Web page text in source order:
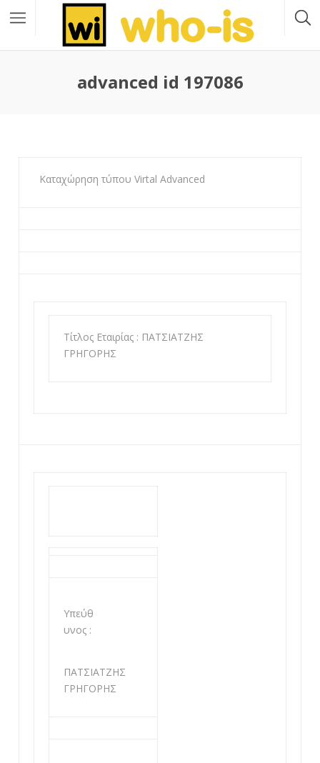
advanced id 197086
Καταχώρηση τύπου Virtal Advanced
Τίτλος Εταιρίας : ΠΑΤΣΙΑΤΖΗΣ
ΓΡΗΓΟΡΗΣ
Υπεύθ
υνος :
ΠΑΤΣΙΑΤΖΗΣ
ΓΡΗΓΟΡΗΣ